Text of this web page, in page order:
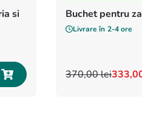
si
Buchet pentru
Livrare în 2-4 ore
370,00lei333,